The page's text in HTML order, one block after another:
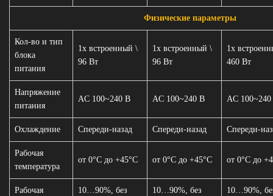
Физические параметры
Кол-во и тип
блока
питания
1х встроенный \
96 Вт
1х встроенный \
96 Вт
1х
460 Вт
Напряжение
питания
AC 100~240 В AC 100~240 В AC
Охлаждение Спереди-назад Спереди-назад Спереди-
Рабочая
температура
от 0°С до +45°С от 0°С до +45°С от 0°С до
Рабочая
10…90%, без
10…90%, без
10…90%,